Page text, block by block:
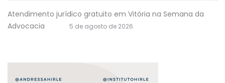
Atendimento jurídico gratuito em Vitória na Semana da
Advocacia
5 de agosto de 2026